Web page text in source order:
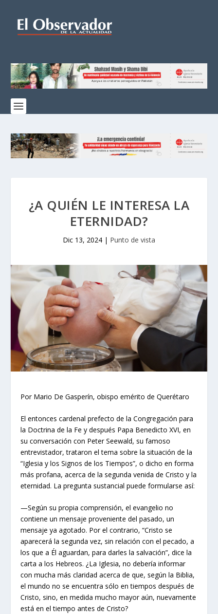
¿A QUIÉN LE INTERESA LA
ETERNIDAD?
Dic 13, 2024 | Punto de vista
Por Mario De Gasperín, obispo emérito de Querétaro
El entonces cardenal prefecto de la Congregación para
la Doctrina de la Fe y después Papa Benedicto XVI, en
su conversación con Peter Seewald, su famoso
entrevistador, trataron el tema sobre la situación de la
“Iglesia y los Signos de los Tiempos”, o dicho en forma
más profana, acerca de la segunda venida de Cristo y la
eternidad. La pregunta sustancial puede formularse así:
—Según su propia comprensión, el evangelio no
contiene un mensaje proveniente del pasado, un
mensaje ya agotado. Por el contrario, “Cristo se
aparecerá la segunda vez, sin relación con el pecado, a
los que a Él aguardan, para darles la salvación”, dice la
carta a los Hebreos. ¿La Iglesia, no debería informar
con mucha más claridad acerca de que, según la Biblia,
el mundo no se encuentra sólo en tiempos después de
Cristo, sino, en medida mucho mayor aún, nuevamente
está en el tiempo antes de Cristo?